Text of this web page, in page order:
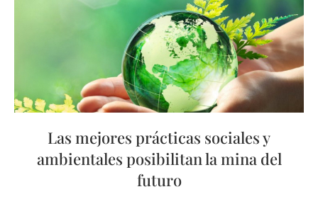
Las mejores prácticas sociales y
ambientales posibilitan la mina del
futuro